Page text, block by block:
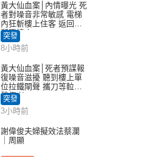
黃大仙血案│內情曝光 死
者對噪音非常敏感 電梯
內狂斬樓上住客 返回住
所墮樓亡
突發
8小時前
黃大仙血案│死者預謀報
復噪音滋擾 聽到樓上單
位拉鐵閘聲 攜刀等𨋢伏
擊傷者
突發
3小時前
謝偉俊夫婦擬效法蔡瀾
｜周顯